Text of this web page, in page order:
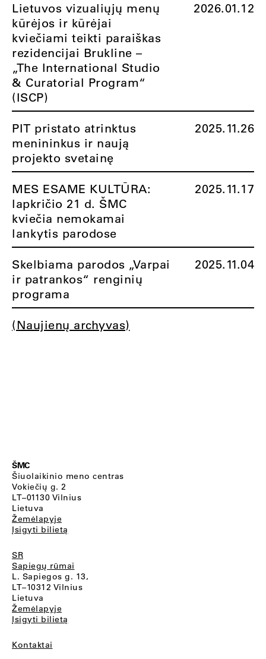
Lietuvos vizualiųjų menų
kūrėjos ir kūrėjai
kviečiami teikti paraiškas
rezidencijai Brukline –
„The International Studio
& Curatorial Program“
(ISCP)
2026.01.12
PIT pristato atrinktus
menininkus ir naują
projekto svetainę
2025.11.26
MES ESAME KULTŪRA:
lapkričio 21 d. ŠMC
kviečia nemokamai
lankytis parodose
2025.11.17
Skelbiama parodos „Varpai
ir patrankos“ renginių
programa
2025.11.04
(Naujienų archyvas)
ŠMC
Šiuolaikinio meno centras
Vokiečių g. 2
LT–01130 Vilnius
Lietuva
Žemėlapyje
Įsigyti bilietą
SR
Sapiegų rūmai
L. Sapiegos g. 13,
LT–10312 Vilnius
Lietuva
Žemėlapyje
Įsigyti bilietą
Kontaktai